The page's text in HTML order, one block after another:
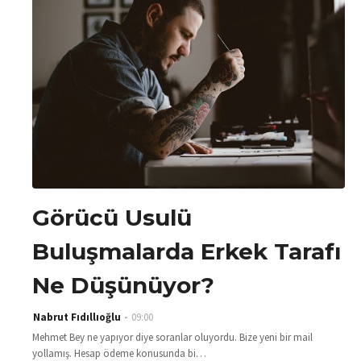
Görücü Usulü
Buluşmalarda Erkek Tarafı
Ne Düşünüyor?
Nabrut Fıdıllıoğlu
09:00
Mehmet Bey ne yapıyor diye soranlar oluyordu. Bize yeni bir mail
yollamış. Hesap ödeme konusunda bi…